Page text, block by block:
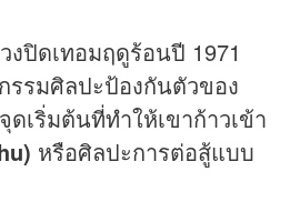
งปิดเทอมฤดูร้อนปี 1971
รรมศิลปะป้องกันตัวของ
เริ่มต้นที่ทำให้เขาก้าวเข้า
หรือศิลปะการต่อสู้แบบ